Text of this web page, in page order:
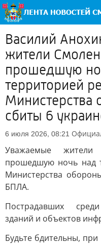
Василий
жители
прошедшую
территорией
Министерства
сбиты 6
6 июля 2026, 08:21
Уважаемые
прошедшую ночь над
Министерства
БПЛА.
Пострадавших
зданий и объектов
Будьте бдительны,